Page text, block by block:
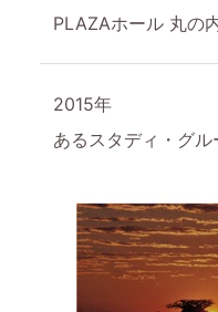
PLAZAホール 丸の
2015年
あるスタディ・グ